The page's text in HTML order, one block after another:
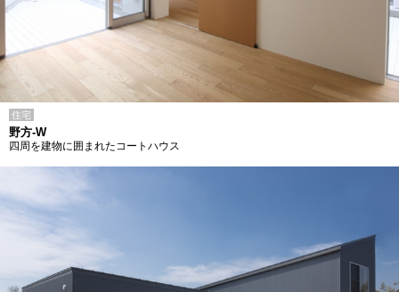
住宅
野方-W
四周を建物に囲まれたコートハウス